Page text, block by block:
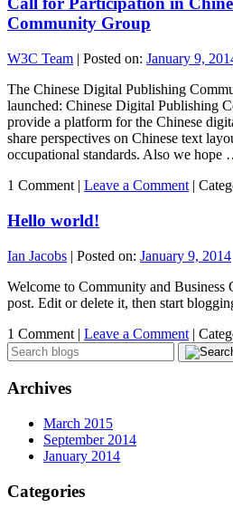
Community Group
W3C Team | Posted on: January 9,
The Chinese Digital Publishing
launched: Chinese Digital Publishing
provide a platform for the Chinese
share perspectives on Chinese text
occupational standards. Also we hope
1 Comment | Leave a Comment |
Hello world!
Ian Jacobs | Posted on: January 9, 2014
Welcome to Community and Business
post. Edit or delete it, then start
1 Comment | Leave a Comment |
Archives
March 2015
September 2014
January 2014
Categories